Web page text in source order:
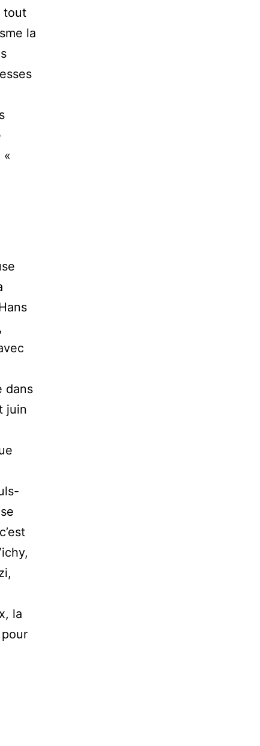
tout
la
«
dans
juin
la